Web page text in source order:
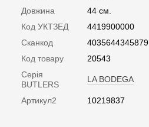
Довжина
44 см.
Код УКТЗЕД
4419900000
Сканкод
4035644345879
Код товару
20543
Серія
BUTLERS
LA BODEGA
Артикул2 10219837